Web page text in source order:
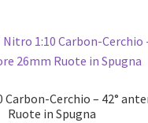
NITRO
quantità
Carbon-Cerchio – 42°
Ruote in Spugna